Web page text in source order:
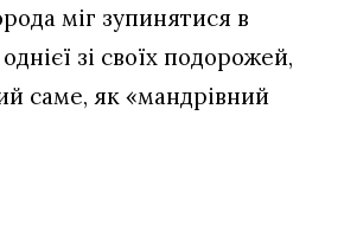
міг зупинятися в
зі своїх подорожей,
саме, як «мандрівний